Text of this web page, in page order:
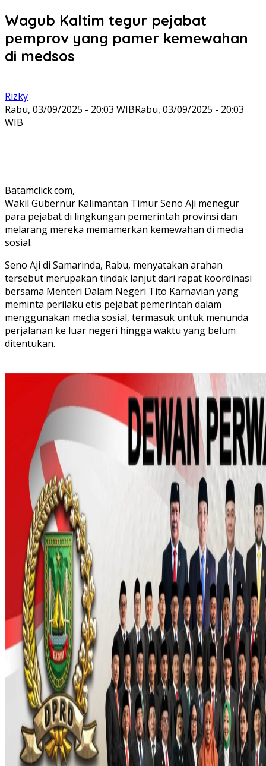
Wagub Kaltim tegur pejabat
pemprov yang pamer kemewahan
di medsos
Rizky
Rabu, 03/09/2025 - 20:03 WIBRabu, 03/09/2025 - 20:03
WIB
Batamclick.com,
Wakil Gubernur Kalimantan Timur Seno Aji menegur
para pejabat di lingkungan pemerintah provinsi dan
melarang mereka memamerkan kemewahan di media
sosial.
Seno Aji di Samarinda, Rabu, menyatakan arahan
tersebut merupakan tindak lanjut dari rapat koordinasi
bersama Menteri Dalam Negeri Tito Karnavian yang
meminta perilaku etis pejabat pemerintah dalam
menggunakan media sosial, termasuk untuk menunda
perjalanan ke luar negeri hingga waktu yang belum
ditentukan.